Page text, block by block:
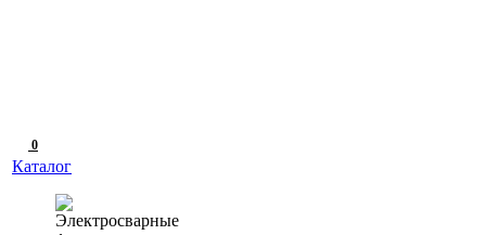
0
Каталог